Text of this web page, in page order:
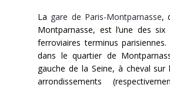
La gare de Paris-Montparnasse,
Montparnasse, est l’une des six
ferroviaires terminus
dans le quartier de
gauche de la Seine, à cheval
arrondissements